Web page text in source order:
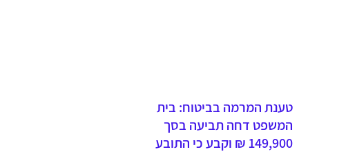
טענת המרמה בביטוח: בית
המשפט דחה תביעה בסך
149,900 ₪ וקבע כי התובע